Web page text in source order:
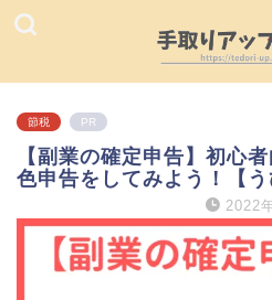
節税 PR
【副業の確定申告】初心
色申告をしてみよう！【う
2022